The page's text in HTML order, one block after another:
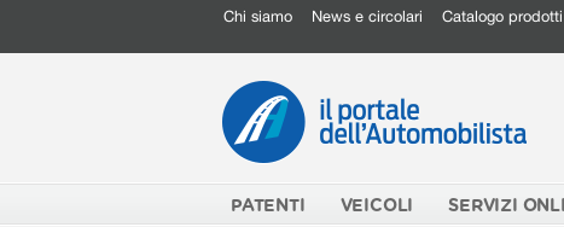
Chi siamo News e circolari Catalogo prodotti
PATENTI VEICOLI SERVIZI